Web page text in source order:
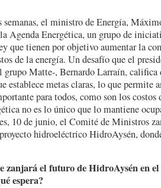
semanas, el ministro de Energía,
Agenda Energética, un grupo de
que tienen por objetivo aumentar la
de la energía. Un desafío que el
grupo Matte-, Bernardo Larraín, califica
establece metas claras, lo que permite
para todos, como son los costos
no es lo único que lo mantiene
10 de junio, el Comité de Ministros
hidroeléctrico HidroAysén,
zanjará el futuro de HidroAysén en
espera?